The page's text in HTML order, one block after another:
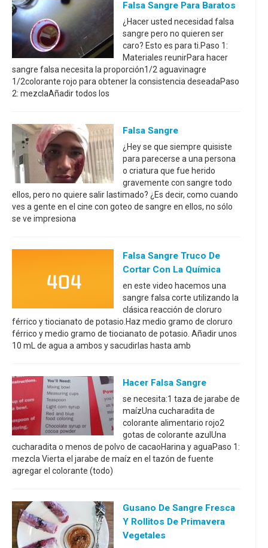
Falsa Sangre Para Baratos
¿Hacer usted necesidad falsa
sangre pero no quieren ser
caro? Esto es para ti.Paso 1:
Materiales reunirPara hacer
sangre falsa necesita la proporción1/2 aguavinagre
1/2colorante rojo para obtener la consistencia deseadaPaso
2: mezclaAñadir todos los
Falsa Sangre
¿Hey se que siempre quisiste
para parecerse a una persona
o criatura que fue herido
gravemente con sangre todo
ellos, pero no quiere salir lastimado? ¿Es decir, como cuando
ves a gente en el cine con goteo de sangre en ellos, no sólo
se ve impresiona
Falsa Sangre Truco De
Cortar Con La Química
en este video hacemos una
sangre falsa corte utilizando la
clásica reacción de cloruro
férrico y tiocianato de potasio.Haz medio gramo de cloruro
férrico y medio gramo de tiocianato de potasio. Añadir unos
10 mL de agua a ambos y sacudirlas hasta amb
Hacer Falsa Sangre
se necesita:1 taza de jarabe de
maízUna cucharadita de
colorante alimentario rojo2
gotas de colorante azulUna
cucharadita o menos de polvo de cacaoHarina y aguaPaso 1:
mezcla Vierta el jarabe de maíz en el tazón de fuente
agregar el colorante (todo)
Gusano De Sangre Fresca
Y Rollitos De Primavera
Vegetales